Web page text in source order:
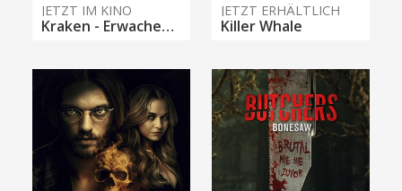
JETZT IM KINO
Kraken - Erwachen der Tiefe
JETZT ERHÄLTLICH
Killer Whale